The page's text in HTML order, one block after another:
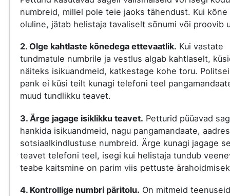
numbreid, millel pole teie jaoks tähendust. Kui kõne
oluline, jätab helistaja tavaliselt sõnumi või proovib
2. Olge kahtlaste kõnedega ettevaatlik. Kui vastate
tundmatule numbrile ja vestlus algab kahtlaselt,
näiteks isikuandmeid, katkestage kohe toru.
pank ei küsi teilt kunagi telefoni teel
muud tundlikku teavet.
3. Ärge jagage isiklikku teavet. Petturid püüavad
hankida isikuandmeid, nagu pangamandaate,
sotsiaalkindlustuse numbreid. Ärge kunagi jagage
teavet telefoni teel, isegi kui helistaja tundub
teabe kaitsmine on parim viis pettuste
4. Kontrollige numbri päritolu. On mitmeid